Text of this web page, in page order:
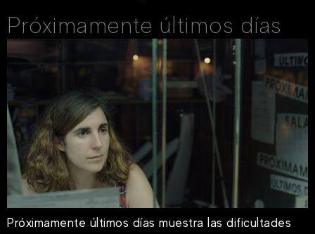
Próximamente últimos días
Próximamente últimos días muestra las dificultades